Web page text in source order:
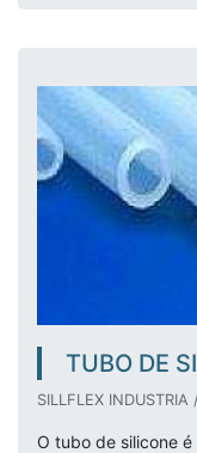
TUBO DE
SILLFLEX
O tubo de silicone